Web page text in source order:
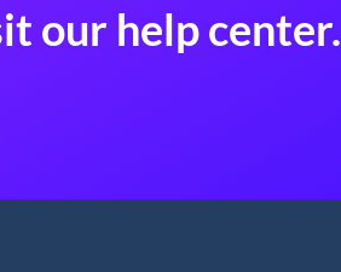
our help center.